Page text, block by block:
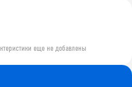
еще не добавлены